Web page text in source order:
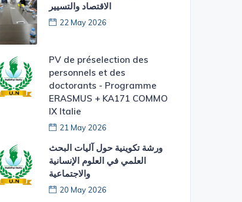
الاقتصاد والتسيير
22 May 2026
PV de préselection des
personnels et des
doctorants - Programme
ERASMUS + KA171 COMMO
IX Italie
21 May 2026
ورشة تكوينية حول آليات البحث
العلمي في العلوم الإنسانية
والاجتماعية
20 May 2026